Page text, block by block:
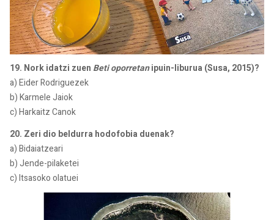
19. Nork idatzi zuen Beti oporretanipuin-liburua (Susa, 2015)?
a) Eider Rodriguezek
b) Karmele Jaiok
c) Harkaitz Canok
20. Zeri dio beldurra hodofobia duenak?
a) Bidaiatzeari
b) Jende-pilaketei
c) Itsasoko olatuei